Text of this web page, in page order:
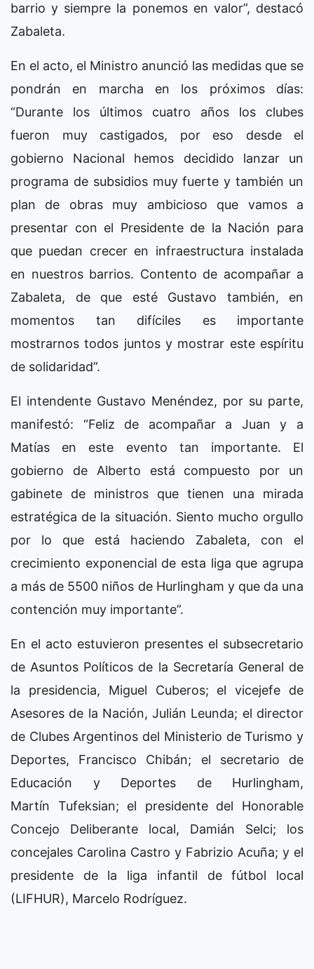
barrio y siempre la ponemos en valor”, destacó
Zabaleta.
En el acto, el Ministro anunció las medidas que se
pondrán en marcha en los próximos días:
“Durante los últimos cuatro años los clubes
fueron muy castigados, por eso desde el
gobierno Nacional hemos decidido lanzar un
programa de subsidios muy fuerte y también un
plan de obras muy ambicioso que vamos a
presentar con el Presidente de la Nación para
que puedan crecer en infraestructura instalada
en nuestros barrios. Contento de acompañar a
Zabaleta, de que esté Gustavo también, en
momentos tan difíciles es importante
mostrarnos todos juntos y mostrar este espíritu
de solidaridad”.
El intendente Gustavo Menéndez, por su parte,
manifestó: “Feliz de acompañar a Juan y a
Matías en este evento tan importante. El
gobierno de Alberto está compuesto por un
gabinete de ministros que tienen una mirada
estratégica de la situación. Siento mucho orgullo
por lo que está haciendo Zabaleta, con el
crecimiento exponencial de esta liga que agrupa
a más de 5500 niños de Hurlingham y que da una
contención muy importante”.
En el acto estuvieron presentes el subsecretario
de Asuntos Políticos de la Secretaría General de
la presidencia, Miguel Cuberos; el vicejefe de
Asesores de la Nación, Julián Leunda; el director
de Clubes Argentinos del Ministerio de Turismo y
Deportes, Francisco Chibán; el secretario de
Educación y Deportes de Hurlingham,
Martín Tufeksian; el presidente del Honorable
Concejo Deliberante local, Damián Selci; los
concejales Carolina Castro y Fabrizio Acuña; y el
presidente de la liga infantil de fútbol local
(LIFHUR), Marcelo Rodríguez.